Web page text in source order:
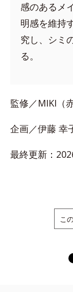
感のあるメ
明感を維持
究し、シミ
る。
監修／MIKI（
企画／伊藤
最終更新：
こ